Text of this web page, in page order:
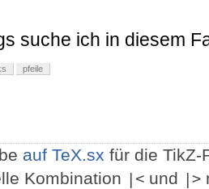
suche ich in diesem
pfeile
auf TeX.sx für die
Kombination
|< und |>